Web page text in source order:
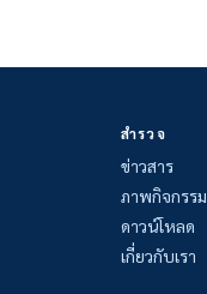
สำรวจ
ข่าวสาร
ภาพกิจกรรม
ดาวน์โหลด
เกี่ยวกับเรา